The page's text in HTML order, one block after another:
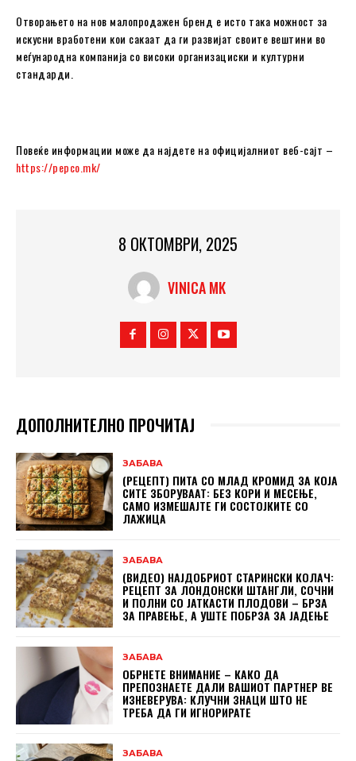
Отворањето на нов малопродажен бренд е исто така можност за
искусни вработени кои сакаат да ги развијат своите вештини во
меѓународна компанија со високи организациски и културни
стандарди.
Повеќе информации може да најдете на официјалниот веб-сајт –
https://pepco.mk/
8 ОКТОМВРИ, 2025
VINICA MK
ДОПОЛНИТЕЛНО ПРОЧИТАЈ
ЗАБАВА
(РЕЦЕПТ) ПИТА СО МЛАД КРОМИД ЗА КОЈА
СИТЕ ЗБОРУВААТ: БЕЗ КОРИ И МЕСЕЊЕ,
САМО ИЗМЕШАЈТЕ ГИ СОСТОЈКИТЕ СО
ЛАЖИЦА
ЗАБАВА
(ВИДЕО) НАЈДОБРИОТ СТАРИНСКИ КОЛАЧ:
РЕЦЕПТ ЗА ЛОНДОНСКИ ШТАНГЛИ, СОЧНИ
И ПОЛНИ СО ЈАТКАСТИ ПЛОДОВИ – БРЗА
ЗА ПРАВЕЊЕ, А УШТЕ ПОБРЗА ЗА ЈАДЕЊЕ
ЗАБАВА
ОБРНЕТЕ ВНИМАНИЕ – КАКО ДА
ПРЕПОЗНАЕТЕ ДАЛИ ВАШИОТ ПАРТНЕР ВЕ
ИЗНЕВЕРУВА: КЛУЧНИ ЗНАЦИ ШТО НЕ
ТРЕБА ДА ГИ ИГНОРИРАТЕ
ЗАБАВА